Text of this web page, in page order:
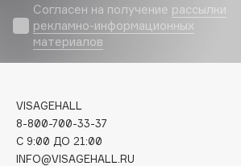
Catrice
Celimax
Clarette
Clarins
Clarins Precious
Согласен на получение рассылки
рекламно-информационных
материалов
VISAGEHALL
8-800-700-33-37
C 9:00 ДО 21:00
INFO@VISAGEHALL.RU